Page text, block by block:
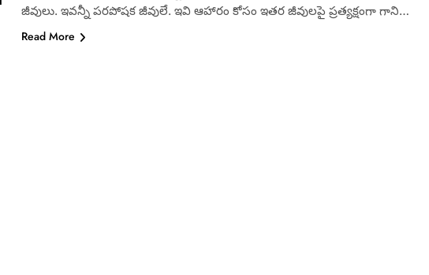
జీవులు. ఇవన్నీ పరపోషక జీవులే. ఇవి ఆహారం కోసం ఇతర జీవులపై ప్రత్యక్షంగా గాని…
Read More